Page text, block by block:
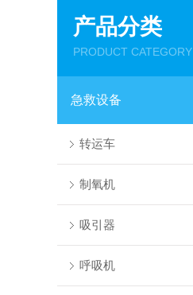
产品分类
PRODUCT CATEGORY
急救设备
转运车
制氧机
吸引器
呼吸机